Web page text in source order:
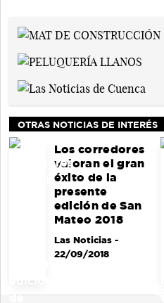
OTRAS NOTICIAS DE INTERÉS
Los corredores
valoran el gran
éxito de la
presente
edición de San
Mateo 2018
Las Noticias-
22/09/2018